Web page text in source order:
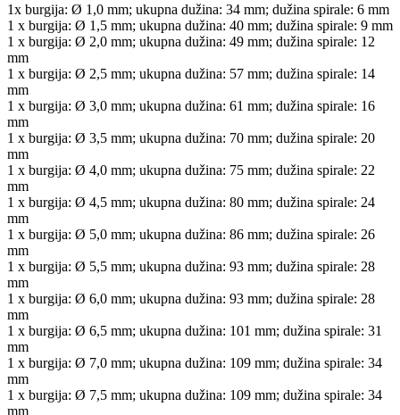
1x burgija: Ø 1,0 mm; ukupna dužina: 34 mm; dužina spirale: 6 mm
1 x burgija: Ø 1,5 mm; ukupna dužina: 40 mm; dužina spirale: 9 mm
1 x burgija: Ø 2,0 mm; ukupna dužina: 49 mm; dužina spirale: 12
mm
1 x burgija: Ø 2,5 mm; ukupna dužina: 57 mm; dužina spirale: 14
mm
1 x burgija: Ø 3,0 mm; ukupna dužina: 61 mm; dužina spirale: 16
mm
1 x burgija: Ø 3,5 mm; ukupna dužina: 70 mm; dužina spirale: 20
mm
1 x burgija: Ø 4,0 mm; ukupna dužina: 75 mm; dužina spirale: 22
mm
1 x burgija: Ø 4,5 mm; ukupna dužina: 80 mm; dužina spirale: 24
mm
1 x burgija: Ø 5,0 mm; ukupna dužina: 86 mm; dužina spirale: 26
mm
1 x burgija: Ø 5,5 mm; ukupna dužina: 93 mm; dužina spirale: 28
mm
1 x burgija: Ø 6,0 mm; ukupna dužina: 93 mm; dužina spirale: 28
mm
1 x burgija: Ø 6,5 mm; ukupna dužina: 101 mm; dužina spirale: 31
mm
1 x burgija: Ø 7,0 mm; ukupna dužina: 109 mm; dužina spirale: 34
mm
1 x burgija: Ø 7,5 mm; ukupna dužina: 109 mm; dužina spirale: 34
mm